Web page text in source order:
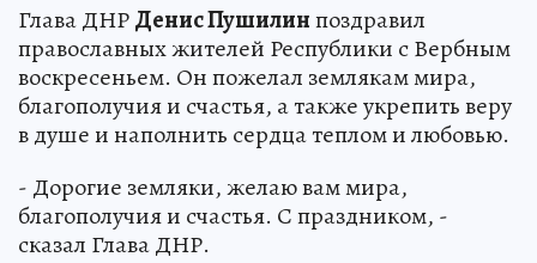
Глава ДНРДенис Пушилинпоздравил
православных жителей Республики с Вербным
воскресеньем. Он пожелал землякам мира,
благополучия и счастья, а также укрепить веру
в душе и наполнить сердца теплом и любовью.
- Дорогие земляки, желаю вам мира,
благополучия и счастья. С праздником, -
сказал Глава ДНР.